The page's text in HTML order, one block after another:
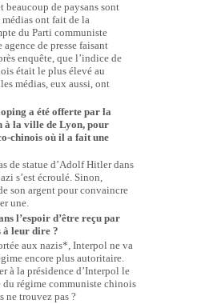
beaucoup de paysans sont
médias ont fait de la
du Parti communiste
de presse faisant
enquête, que l’indice de
était le plus élevé au
médias, eux aussi, ont
a été offerte par la
à la ville de Lyon, pour
chinois où il a fait une
de statue d’Adolf Hitler dans
s’est écroulé. Sinon,
son argent pour convaincre
une.
l’espoir d’être reçu par
à leur dire ?
aux nazis*, Interpol ne va
encore plus autoritaire.
à la présidence d’Interpol le
du régime communiste chinois
ne trouvez pas ?